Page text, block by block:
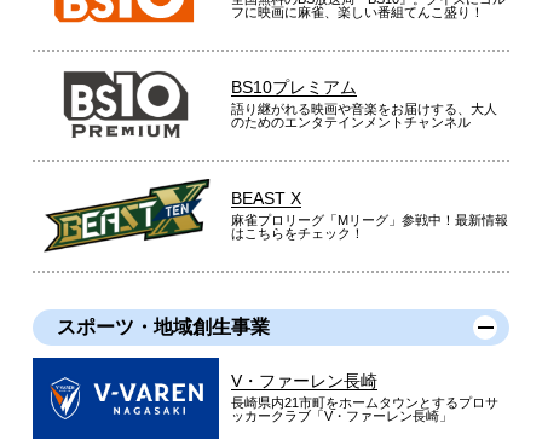
フに映画に麻雀、楽しい番組てんこ盛り！
BS10プレミアム
語り継がれる映画や音楽をお届けする、大人
のためのエンタテインメントチャンネル
BEAST X
麻雀プロリーグ「Mリーグ」参戦中！最新情報
はこちらをチェック！
スポーツ・地域創生事業
V・ファーレン長崎
長崎県内21市町をホームタウンとするプロサ
ッカークラブ「V・ファーレン長崎」